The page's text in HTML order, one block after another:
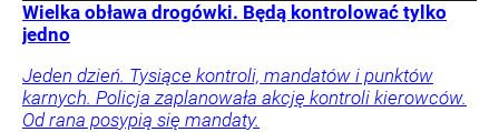
Wielka obława drogówki. Będą kontrolować tylko
jedno
Jeden dzień. Tysiące kontroli, mandatów i punktów
karnych. Policja zaplanowała akcję kontroli kierowców.
Od rana posypią się mandaty.